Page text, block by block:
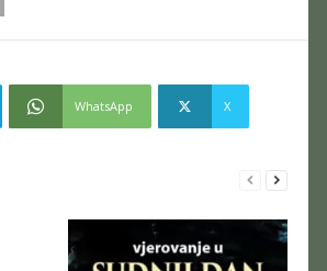
WhatsApp X